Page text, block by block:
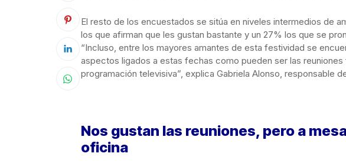
El resto de los encuestados se sitúa en niveles intermedios de
los que afirman que les gustan bastante y un 27% los que se
“Incluso, entre los mayores amantes de esta festividad se
aspectos ligados a estas fechas como pueden ser las reuniones
programación televisiva”, explica Gabriela Alonso, responsable
Nos gustan las reuniones, pero a
oficina